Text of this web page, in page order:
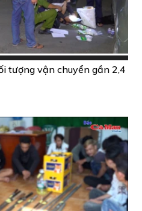
tượng vận chuyển gần 2,4